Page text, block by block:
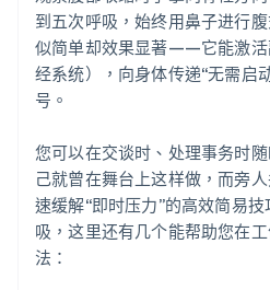
到五次呼吸，始终用鼻子进行
似简单却效果显著——它能激活
经系统），向身体传递“无需启
号。
您可以在交谈时、处理事务时
己就曾在舞台上这样做，而旁
速缓解“即时压力”的高效简易
吸，这里还有几个能帮助您在
法：